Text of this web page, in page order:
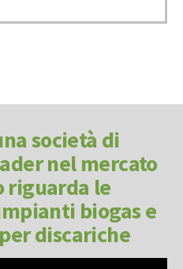
società di
nel mercato
riguarda le
biogas e
discariche